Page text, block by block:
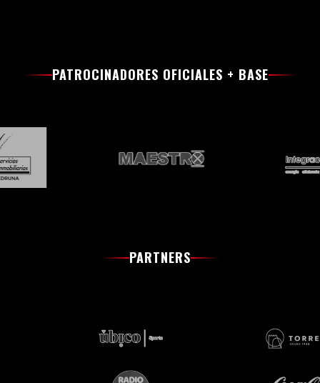
PATROCINADORES OFICIALES + BASE
PARTNERS